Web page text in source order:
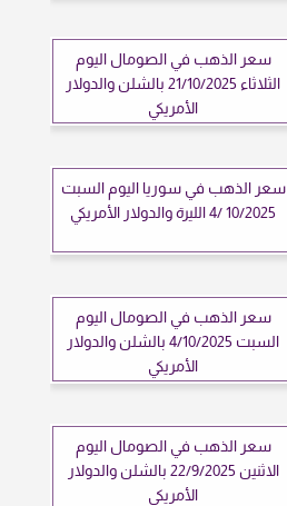
سعر الذهب في الصومال اليوم
الثلاثاء 21/10/2025 بالشلن والدولار
الأمريكي
سعر الذهب في سوريا اليوم السبت
10/2025 /4 الليرة والدولار الأمريكي
سعر الذهب في الصومال اليوم
السبت 4/10/2025 بالشلن والدولار
الأمريكي
سعر الذهب في الصومال اليوم
الاثنين 22/9/2025 بالشلن والدولار
الأمريكي